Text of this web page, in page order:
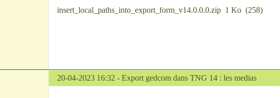
insert_local_paths_into_export_form_v14.0.0.0.zip 1 Ko (258)
20-04-2023 16:32 - Export gedcom dans TNG 14 : les medias